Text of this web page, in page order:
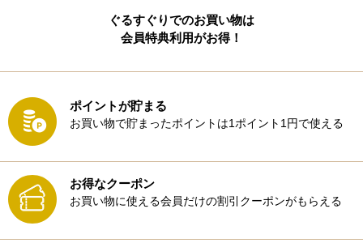
ぐるすぐりでのお買い物は
会員特典利用がお得！
ポイントが貯まる
お買い物で貯まったポイントは1ポイント1円で使える
お得なクーポン
お買い物に使える会員だけの割引クーポンがもらえる